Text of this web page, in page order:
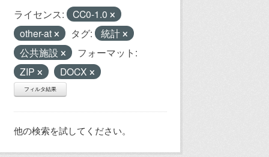
ライセンス:
CC0-1.0
other-at
タグ:
統計
公共施設
フォーマット:
ZIP
DOCX
フィルタ結果
他の検索を試してください。